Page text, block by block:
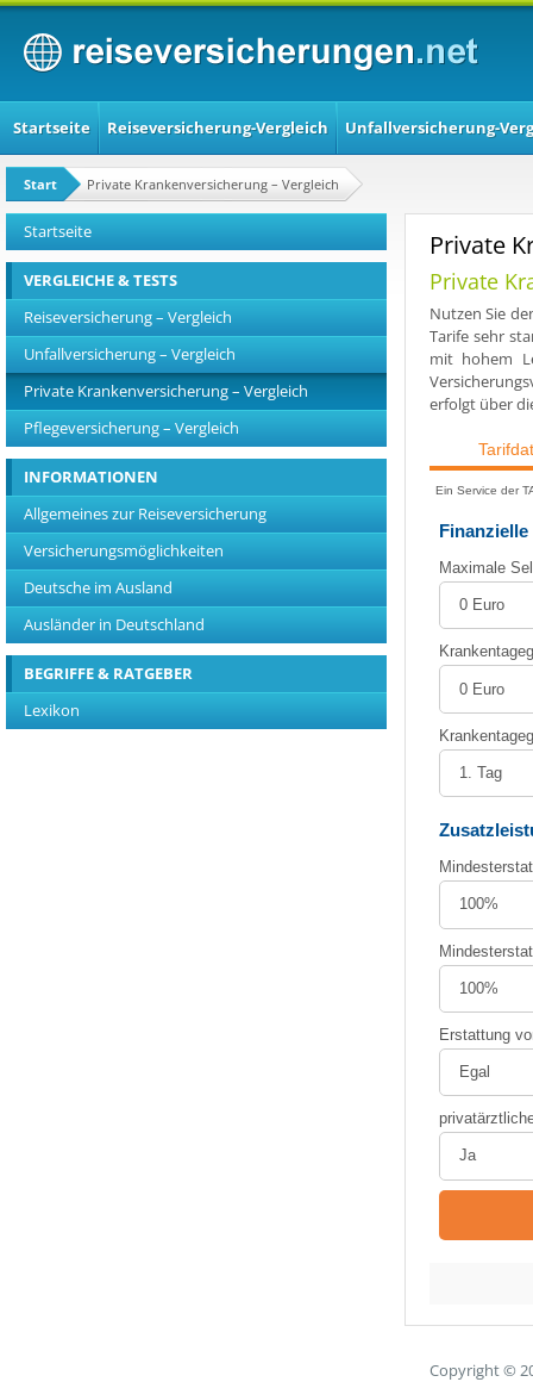
Startseite Reiseversicherung-Vergleich Unfallversicherung-
Start Private Krankenversicherung – Vergleich
Private
Private
Nutzen Sie
Tarife sehr
mit hohem
erfolgt über
Startseite
VERGLEICHE & TESTS
Reiseversicherung – Vergleich
Unfallversicherung – Vergleich
Private Krankenversicherung – Vergleich
Pflegeversicherung – Vergleich
INFORMATIONEN
Allgemeines zur Reiseversicherung
Versicherungsmöglichkeiten
Deutsche im Ausland
Ausländer in Deutschland
BEGRIFFE & RATGEBER
Lexikon
Copyright ©